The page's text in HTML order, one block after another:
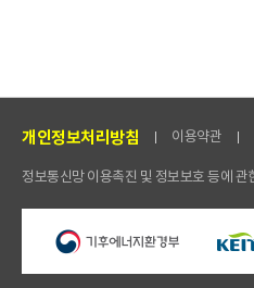
개인정보처리방침 이용약관
정보통신망 이용촉진 및 정보보호 등에 관